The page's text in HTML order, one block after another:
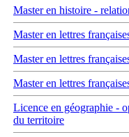
Master en histoire -
Master en lettres
Master en lettres
Master en lettres
Licence en géographie -
du territoire